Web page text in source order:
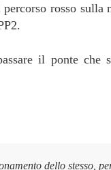
rosso
il ponte che
dello stesso,